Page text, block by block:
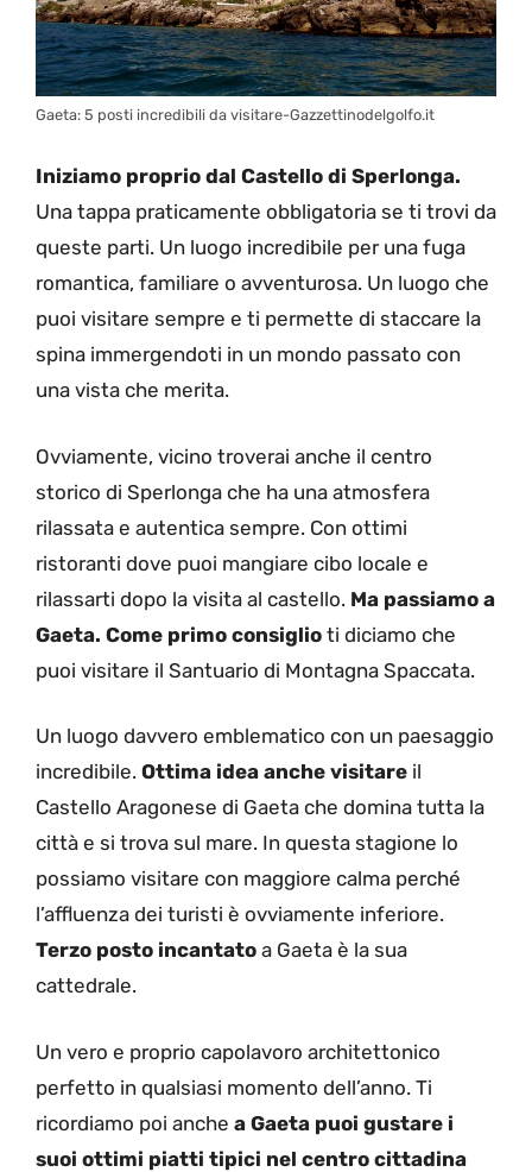
Gaeta: 5 posti incredibili da visitare-Gazzettinodelgolfo.it
Iniziamo proprio dal Castello di Sperlonga.
Una tappa praticamente obbligatoria se ti trovi da
queste parti. Un luogo incredibile per una fuga
romantica, familiare o avventurosa. Un luogo che
puoi visitare sempre e ti permette di staccare la
spina immergendoti in un mondo passato con
una vista che merita.
Ovviamente, vicino troverai anche il centro
storico di Sperlonga che ha una atmosfera
rilassata e autentica sempre. Con ottimi
ristoranti dove puoi mangiare cibo locale e
rilassarti dopo la visita al castello. Ma passiamo a
Gaeta. Come primo consiglio ti diciamo che
puoi visitare il Santuario di Montagna Spaccata.
Un luogo davvero emblematico con un paesaggio
incredibile. Ottima idea anche visitare il
Castello Aragonese di Gaeta che domina tutta la
città e si trova sul mare. In questa stagione lo
possiamo visitare con maggiore calma perché
l’affluenza dei turisti è ovviamente inferiore.
Terzo posto incantato a Gaeta è la sua
cattedrale.
Un vero e proprio capolavoro architettonico
perfetto in qualsiasi momento dell’anno. Ti
ricordiamo poi anche a Gaeta puoi gustare i
suoi ottimi piatti tipici nel centro cittadina